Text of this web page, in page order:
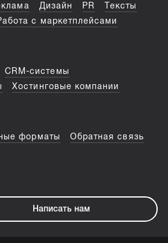
Дизайн PR
Тексты
с маркетплейсами
CRM-системы
Хостинговые компании
форматы
Обратная связь
Написать нам